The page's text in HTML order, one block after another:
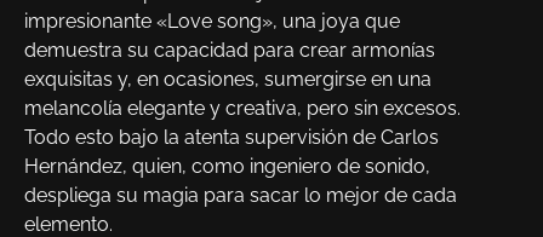
impresionante «Love song», una joya que
demuestra su capacidad para crear armonías
exquisitas y, en ocasiones, sumergirse en una
melancolía elegante y creativa, pero sin excesos.
Todo esto bajo la atenta supervisión de Carlos
Hernández, quien, como ingeniero de sonido,
despliega su magia para sacar lo mejor de cada
elemento.